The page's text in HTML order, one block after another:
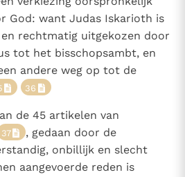
God: want Judas Iskarioth is
rechtmatig uitgekozen door
tot het bisschopsambt, en
andere weg op tot de
36
de 45 artikelen van
37
, gedaan door de
onbillijk en slecht
aangevoerde reden is